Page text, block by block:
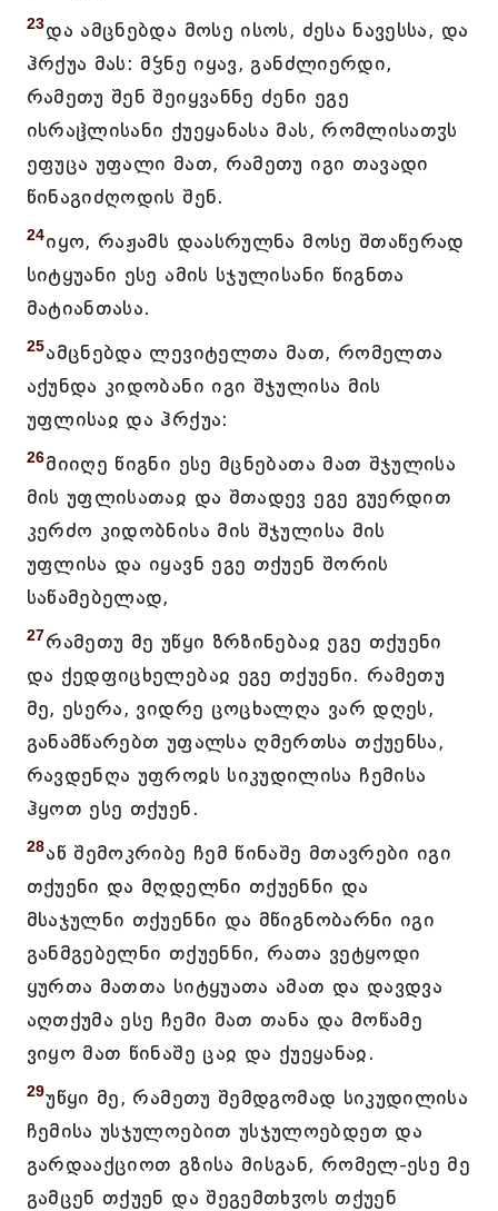
23და ამცნებდა მოსე ისოს, ძესა ნავესსა, და
ჰრქუა მას: მჴნე იყავ, განძლიერდი,
რამეთუ შენ შეიყვანნე ძენი ეგე
ისრაჱლისანი ქუეყანასა მას, რომლისათჳს
ეფუცა უფალი მათ, რამეთუ იგი თავადი
წინაგიძღოდის შენ.
24იყო, რაჟამს დაასრულნა მოსე შთაწერად
სიტყუანი ესე ამის სჯულისანი წიგნთა
მატიანთასა.
25ამცნებდა ლევიტელთა მათ, რომელთა
აქუნდა კიდობანი იგი შჯულისა მის
უფლისაჲ და ჰრქუა:
26მიიღე წიგნი ესე მცნებათა მათ შჯულისა
მის უფლისათაჲ და შთადევ ეგე გუერდით
კერძო კიდობნისა მის შჯულისა მის
უფლისა და იყავნ ეგე თქუენ შორის
საწამებელად,
27რამეთუ მე უწყი ზრზინებაჲ ეგე თქუენი
და ქედფიცხელებაჲ ეგე თქუენი. რამეთუ
მე, ესერა, ვიდრე ცოცხალღა ვარ დღეს,
განამწარებთ უფალსა ღმერთსა თქუენსა,
რავდენღა უფროჲს სიკუდილისა ჩემისა
ჰყოთ ესე თქუენ.
28აწ შემოკრიბე ჩემ წინაშე მთავრები იგი
თქუენი და მღდელნი თქუენნი და
მსაჯულნი თქუენნი და მწიგნობარნი იგი
განმგებელნი თქუენნი, რათა ვეტყოდი
ყურთა მათთა სიტყუათა ამათ და დავდვა
აღთქუმა ესე ჩემი მათ თანა და მოწამე
ვიყო მათ წინაშე ცაჲ და ქუეყანაჲ.
29უწყი მე, რამეთუ შემდგომად სიკუდილისა
ჩემისა უსჯულოებით უსჯულოებდეთ და
გარდააქციოთ გზისა მისგან, რომელ-ესე მე
გამცენ თქუენ და შეგემთხჳოს თქუენ